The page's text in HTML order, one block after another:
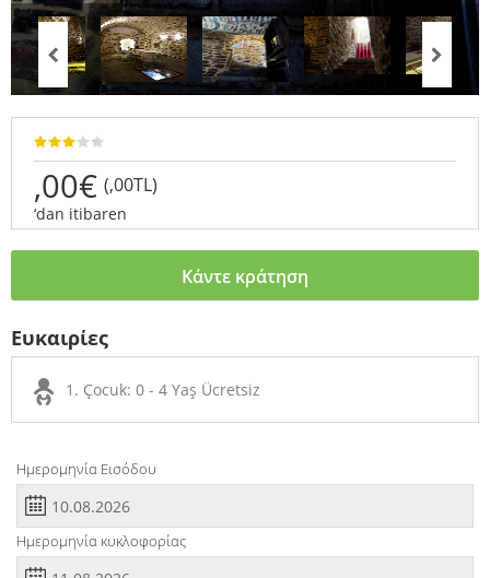
,00€ (,00TL)
‘dan itibaren
Κάντε κράτηση
Ευκαιρίες
1. Çocuk: 0 - 4 Yaş Ücretsiz
Ημερομηνία Εισόδου
Ημερομηνία κυκλοφορίας